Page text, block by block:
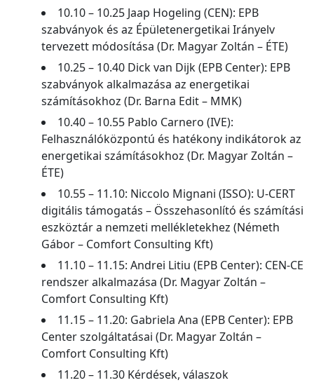
10.10 – 10.25 Jaap Hogeling (CEN): EPB
szabványok és az Épületenergetikai Irányelv
tervezett módosítása (Dr. Magyar Zoltán – ÉTE)
10.25 – 10.40 Dick van Dijk (EPB Center): EPB
szabványok alkalmazása az energetikai
számításokhoz (Dr. Barna Edit – MMK)
10.40 – 10.55 Pablo Carnero (IVE):
Felhasználóközpontú és hatékony indikátorok az
energetikai számításokhoz (Dr. Magyar Zoltán –
ÉTE)
10.55 – 11.10: Niccolo Mignani (ISSO): U-CERT
digitális támogatás – Összehasonlító és számítási
eszköztár a nemzeti mellékletekhez (Németh
Gábor – Comfort Consulting Kft)
11.10 – 11.15: Andrei Litiu (EPB Center): CEN-CE
rendszer alkalmazása (Dr. Magyar Zoltán –
Comfort Consulting Kft)
11.15 – 11.20: Gabriela Ana (EPB Center): EPB
Center szolgáltatásai (Dr. Magyar Zoltán –
Comfort Consulting Kft)
11.20 – 11.30 Kérdések, válaszok